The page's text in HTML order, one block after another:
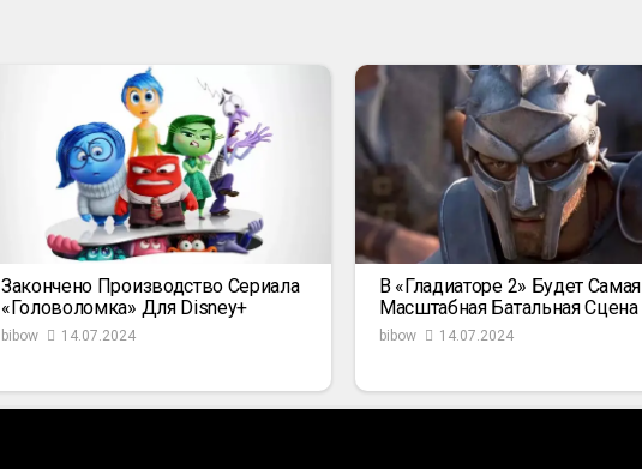
Закончено Производство Сериала
«Головоломка» Для Disney+
bibow 14.07.2024
В «Гладиаторе 2» Будет Самая
Масштабная Батальная Сцена
bibow 14.07.2024